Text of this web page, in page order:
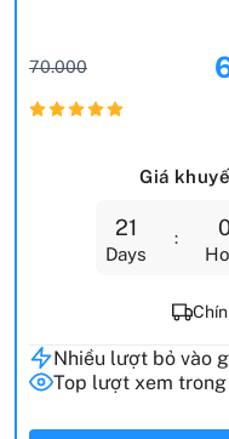
70.000
Giá
21
Days
Nhiều lượt bỏ vào
Top lượt xem